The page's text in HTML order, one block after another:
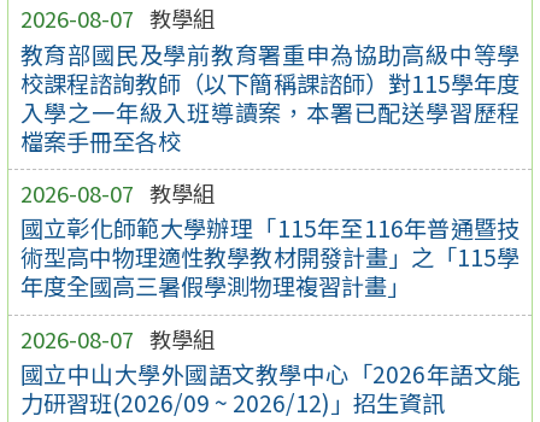
2026-08-07 教學組
教育部國民及學前教育署重申為協助高級中等學
校課程諮詢教師（以下簡稱課諮師）對115學年度
入學之一年級入班導讀案，本署已配送學習歷程
檔案手冊至各校
2026-08-07 教學組
國立彰化師範大學辦理「115年至116年普通暨技
術型高中物理適性教學教材開發計畫」之「115學
年度全國高三暑假學測物理複習計畫」
2026-08-07 教學組
國立中山大學外國語文教學中心「2026年語文能
力研習班(2026/09 ~ 2026/12)」招生資訊